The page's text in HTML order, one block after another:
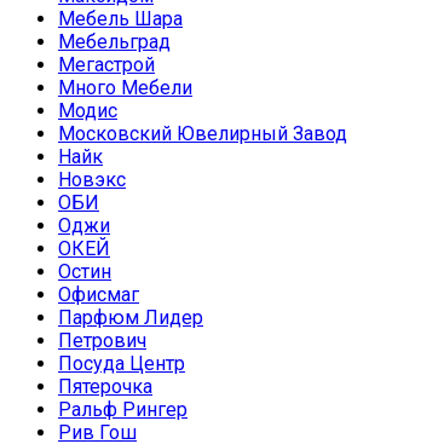
Мебель Шара
Мебельград
Мегастрой
Много Мебели
Модис
Московский Ювелирный Завод
Найк
Новэкс
ОБИ
Оджи
ОКЕЙ
Остин
Офисмаг
Парфюм Лидер
Петрович
Посуда Центр
Пятерочка
Ральф Рингер
Рив Гош